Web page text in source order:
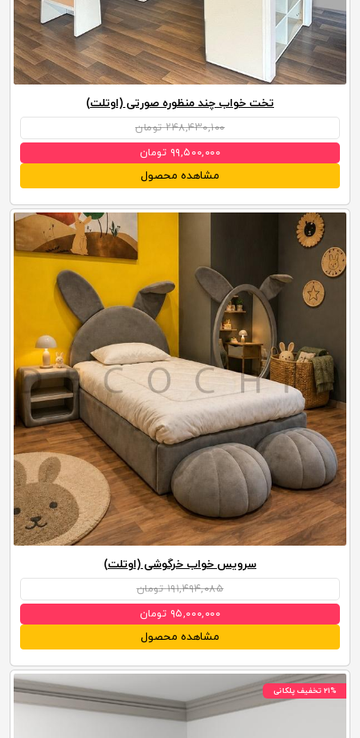
تخت خواب چند منظوره صورتی (اوتلت)
۲۴۸,۴۳۰,۱۰۰ تومان
۹۹,۵۰۰,۰۰۰ تومان
مشاهده محصول
سرویس خواب خرگوشی (اوتلت)
۱۹۱,۴۹۴,۰۸۵ تومان
۹۵,۰۰۰,۰۰۰ تومان
مشاهده محصول
۲۱% تخفیف پلکانی